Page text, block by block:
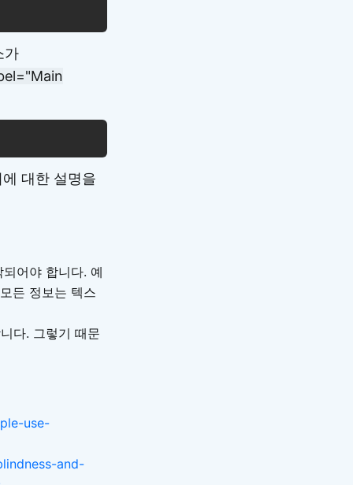
가
대한 설명을
어야 합니다. 예
든 정보는 텍스
다. 그렇기 때문
use-
and-